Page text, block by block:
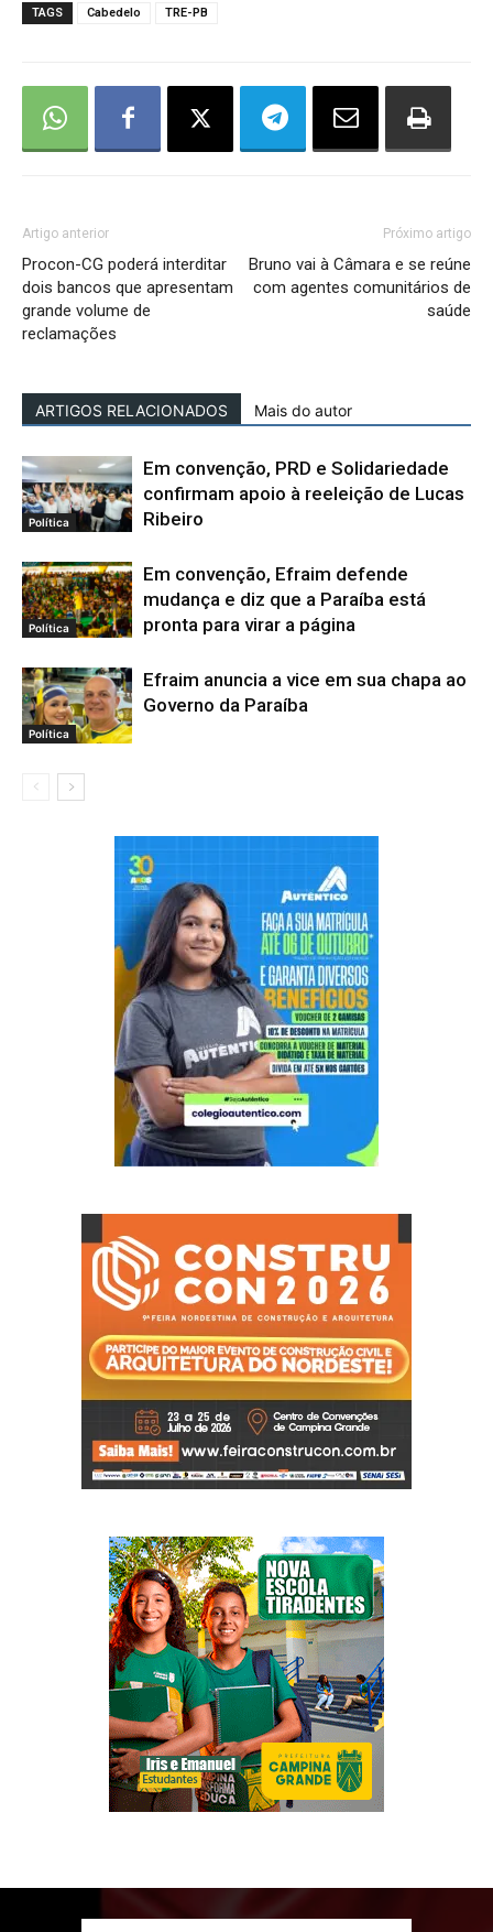
TAGS Cabedelo TRE-PB
Artigo anterior
Procon-CG poderá interditar
dois bancos que apresentam
grande volume de
reclamações
Próximo artigo
Bruno vai à Câmara e se reúne
com agentes comunitários de
saúde
ARTIGOS RELACIONADOS Mais do autor
Política
Em convenção, PRD e Solidariedade
confirmam apoio à reeleição de Lucas
Ribeiro
Política
Em convenção, Efraim defende
mudança e diz que a Paraíba está
pronta para virar a página
Política
Efraim anuncia a vice em sua chapa ao
Governo da Paraíba